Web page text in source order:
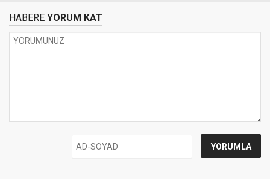
HABERE YORUM KAT